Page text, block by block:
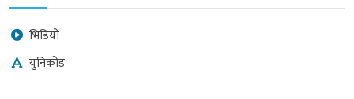
भिडियो
युनिकोड